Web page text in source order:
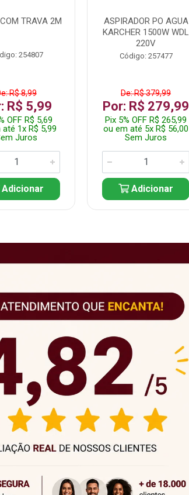
TRAVA 2M
254807
R$ 8,99
R$ 5,99
OFF R$ 5,69
1x R$ 5,99
Juros
Adicionar
ASPIRADOR PO AGUA
KARCHER 1500W WDL
220V
Código: 257477
De: R$ 379,99
Por: R$ 279,99
Pix 5% OFF R$ 265,99
ou em até 5x R$ 56,00
Sem Juros
Adicionar